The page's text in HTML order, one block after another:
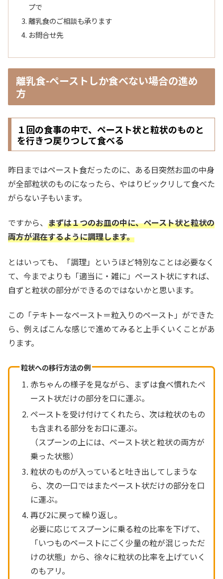
プで
離乳食のご相談も承ります
お問合せ先
離乳食-ペーストしか食べない場合の進め
方
１回の食事の中で、ペースト状と粒状のものと
を行きつ戻りつして食べる
昨日まではペースト食だったのに、ある日突然お皿の中身
が全部粒状のものになったら、やはりビックリして食べた
がらない子もいます。
ですから、 まずは１つのお皿の中に、ペースト状と粒状の
両方が混在するように調理します。
とはいっても、「調理」というほど特別なことは必要なく
て、今までよりも「適当に・雑に」ペースト状にすれば、
自ずと粒状の部分ができるのではないかと思います。
この「テキトーなペースト＝粒入りのペースト」ができた
ら、例えばこんな感じで進めてみると上手くいくことがあ
ります。
粒状への移行方法の例
赤ちゃんの様子を見ながら、まずは食べ慣れたペ
ースト状だけの部分を口に運ぶ。
ペーストを受け付けてくれたら、次は粒状のもの
も含まれる部分をお口に運ぶ。
（スプーンの上には、ペースト状と粒状の両方が
乗った状態）
粒状のものが入っていると吐き出してしまうな
ら、次の一口ではまたペースト状だけの部分を口
に運ぶ。
再び2に戻って繰り返し。
必要に応じてスプーンに乗る粒の比率を下げて、
「いつものペーストにごく少量の粒が混じっただ
けの状態」から、徐々に粒状の比率を上げていく
のもアリ。